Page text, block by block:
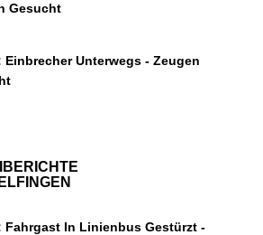
Gesucht
Einbrecher Unterwegs - Zeugen
Fahrgast In Linienbus Gestürzt -